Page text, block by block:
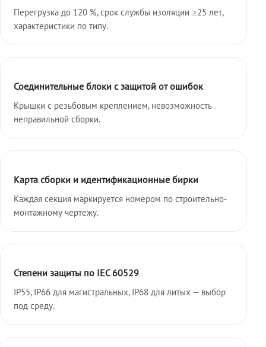
Перегрузка до 120 %, срок службы изоляции ≥25 лет,
характеристики по типу.
Соединительные блоки с защитой от ошибок
Крышки с резьбовым креплением, невозможность
неправильной сборки.
Карта сборки и идентификационные бирки
Каждая секция маркируется номером по строительно-
монтажному чертежу.
Степени защиты по IEC 60529
IP55, IP66 для магистральных, IP68 для литых — выбор
под среду.